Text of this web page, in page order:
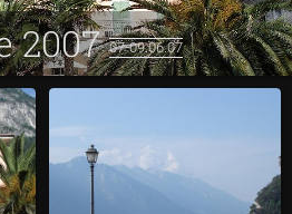
200707-09.06.07